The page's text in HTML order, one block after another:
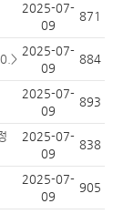
2025-07-
09
871
2025-07-
09
884
2025-07-
09
893
2025-07-
09
838
2025-07-
09
905